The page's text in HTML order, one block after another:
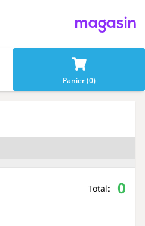
magasin
Panier (0)
Total: 0